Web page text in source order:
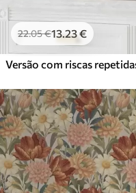
22.05€13.23€